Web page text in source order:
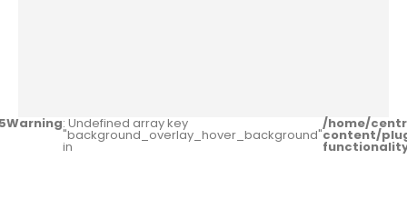
Warning: Undefined array key
"background_overlay_hover_background"
in
/home/
content/